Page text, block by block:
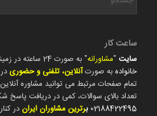
ساعت کار
سایت"مشاورانه" به صورت 24 ساعته در زمینه های
خانوادهبه صورتآنلاین، تلفنی و حضوری
تمام صفحات مرتبط می توانید مشاوره
تعداد بالای سوالات، کمی در دریافت پاسخ
02188422495 برترین مشاوران ایراندر